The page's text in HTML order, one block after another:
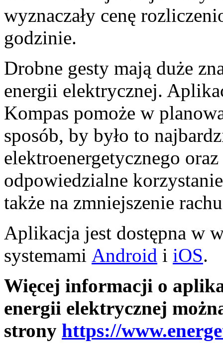
wyznaczały cenę
godzinie.
Drobne gesty mają duże
energii elektrycznej.
Kompas pomoże w
sposób, by było to
elektroenergetycznego
odpowiedzialne
także na zmniejszenie
Aplikacja jest dostępna w
systemami Android i iOS.
Więcej informacji o
energii elektrycznej
strony https://